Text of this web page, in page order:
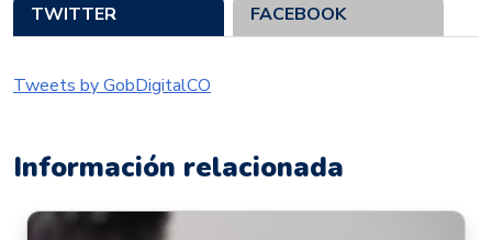
TWITTER FACEBOOK
Tweets by GobDigitalCO
Información relacionada